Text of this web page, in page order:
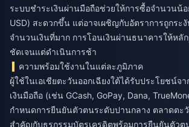
ระบบชำระเงินผ่านมือถือช่วยให้การซื้อจำนวนน้
USD) สะดวกขึ้น แต่อาจเผชิญกับอัตราการถูกระ
จำนวนเงินที่มาก การโอนเงินผ่านธนาคารให้หลั
ชัดเจนแต่ดำเนินการช้า
ความพร้อมใช้งานในแต่ละภูมิภาค
ผู้ใช้ในเอเชียตะวันออกเฉียงใต้ได้รับประโยชน์จา
เงินมือถือ (เช่น GCash, GoPay, Dana,
กำหนดการยืนยันตัวตนระดับปานกลาง ตลาดตะ
สำคัญกับธุรกรรมบัตรเครดิตพร้อมการยืนยันตัวต